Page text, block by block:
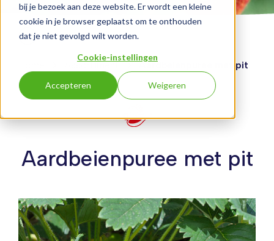
bij je bezoek aan deze website. Er wordt een kleine
cookie in je browser geplaatst om te onthouden
dat je niet gevolgd wilt worden.
Cookie-instellingen
Accepteren Weigeren
Assortiment Aardbeienpuree met pit
Aardbeienpuree met pit